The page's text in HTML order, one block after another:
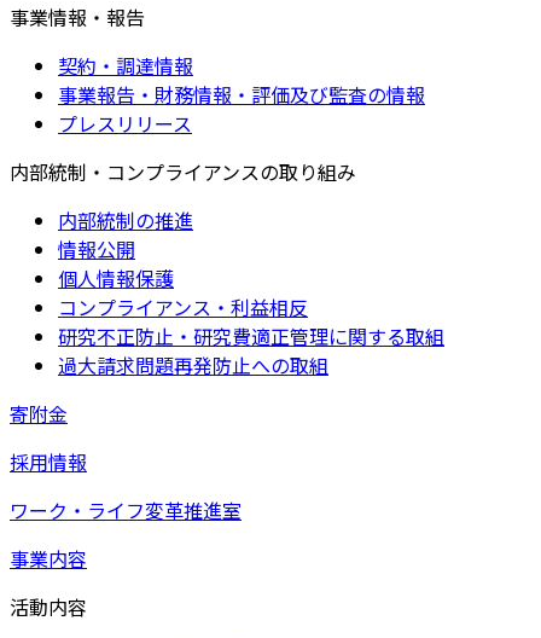
事業情報・報告
契約・調達情報
事業報告・財務情報・評価及び監査の情報
プレスリリース
内部統制・コンプライアンスの取り組み
内部統制の推進
情報公開
個人情報保護
コンプライアンス・利益相反
研究不正防止・研究費適正管理に関する取組
過大請求問題再発防止への取組
寄附金
採用情報
ワーク・ライフ変革推進室
事業内容
活動内容